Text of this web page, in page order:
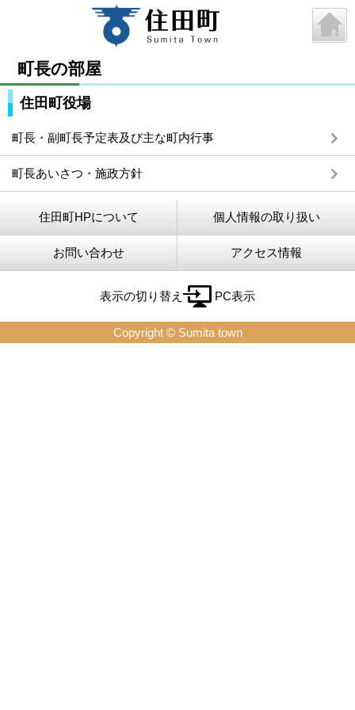
町長の部屋
住田町役場
町長・副町長予定表及び主な町内行事
町長あいさつ・施政方針
住田町HPについて 個人情報の取り扱い
お問い合わせ アクセス情報
表示の切り替え PC表示
Copyright © Sumita town